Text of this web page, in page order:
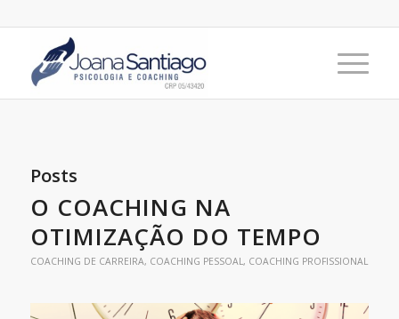
Posts
O COACHING NA
OTIMIZAÇÃO DO TEMPO
COACHING DE CARREIRA, COACHING PESSOAL, COACHING PROFISSIONAL